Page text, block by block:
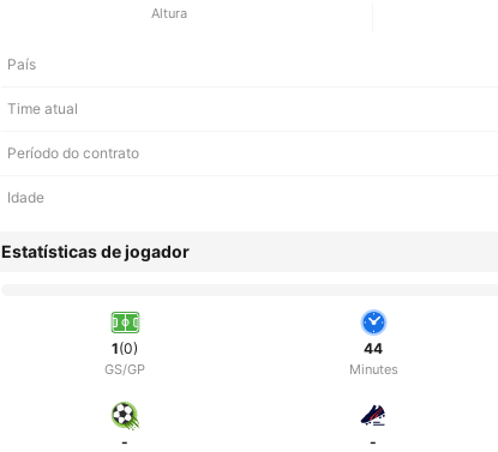
Altura
País
Time atual
Período do contrato
Idade
Estatísticas de jogador
1(0)
GS/GP
44
Minutes
- -